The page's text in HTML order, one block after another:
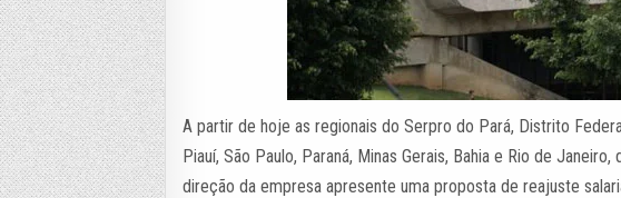
A partir de hoje as regionais do Serpro do Pará, Distrito
Piauí, São Paulo, Paraná, Minas Gerais, Bahia e Rio de
direção da empresa apresente uma proposta de reajuste